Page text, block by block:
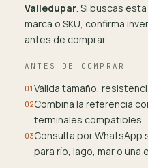
Valledupar. Si buscas
marca o SKU, confirma
antes de comprar.
ANTES DE COMPRAR
01Valida tamaño,
02Combina la referencia
terminales compatibles.
03Consulta por WhatsApp
para río, lago, mar o